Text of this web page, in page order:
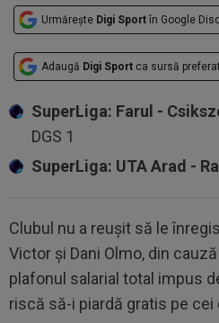
Urmărește Digi Sport în Google
Adaugă Digi Sport ca sursă
SuperLiga: Farul -
DGS 1
SuperLiga: UTA Arad -
Clubul nu a reușit să le
Victor și Dani Olmo, din
plafonul salarial total impus
riscă să-i piardă gratis pe cei